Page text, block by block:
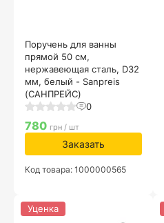
Поручень для ванны
прямой 50 см,
нержавеющая сталь, D32
мм, белый - Sanpreis
(САНПРЕЙС)
0
780 грн / шт
Заказать
Код товара: 1000000565
Уценка